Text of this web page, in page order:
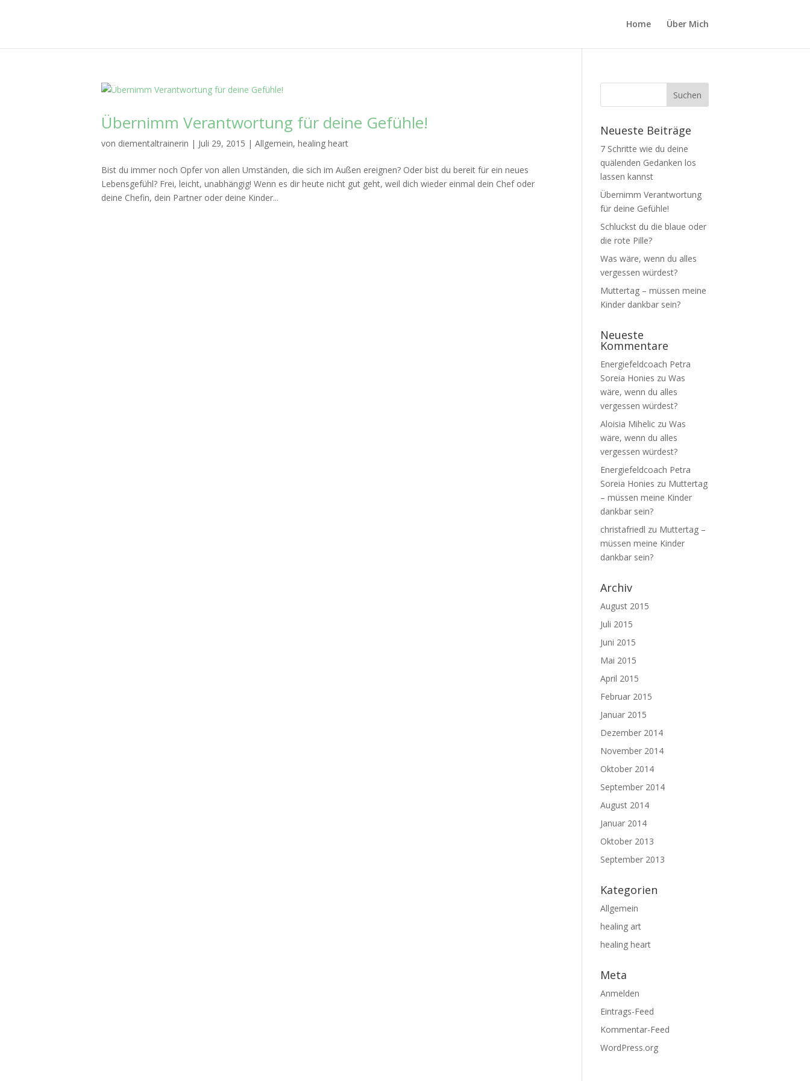
Home Über Mich
Übernimm Verantwortung für deine Gefühle!
von diementaltrainerin | Juli 29, 2015 | Allgemein, healing heart
Bist du immer noch Opfer von allen Umständen, die sich im Außen ereignen? Oder bist du bereit für ein neues
Lebensgefühl? Frei, leicht, unabhängig! Wenn es dir heute nicht gut geht, weil dich wieder einmal dein Chef oder
deine Chefin, dein Partner oder deine Kinder...
Neueste Beiträge
7 Schritte wie du deine
quälenden Gedanken los
lassen kannst
Übernimm Verantwortung
für deine Gefühle!
Schluckst du die blaue oder
die rote Pille?
Was wäre, wenn du alles
vergessen würdest?
Muttertag – müssen meine
Kinder dankbar sein?
Neueste
Kommentare
Energiefeldcoach Petra
Soreia Honies zu Was
wäre, wenn du alles
vergessen würdest?
Aloisia Miheliczu Was
wäre, wenn du alles
vergessen würdest?
Energiefeldcoach Petra
Soreia Honies zu Muttertag
– müssen meine Kinder
dankbar sein?
christafriedl zu Muttertag –
müssen meine Kinder
dankbar sein?
Archiv
August 2015
Juli 2015
Juni 2015
Mai 2015
April 2015
Februar 2015
Januar 2015
Dezember 2014
November 2014
Oktober 2014
September 2014
August 2014
Januar 2014
Oktober 2013
September 2013
Kategorien
Allgemein
healing art
healing heart
Meta
Anmelden
Eintrags-Feed
Kommentar-Feed
WordPress.org